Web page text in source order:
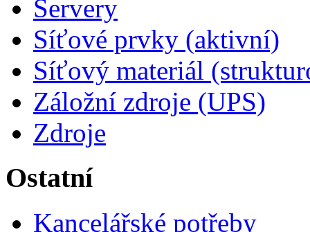
Servery
Síťové prvky (aktivní)
Síťový materiál
Záložní zdroje (UPS)
Zdroje
Ostatní
Kancelářské potřeby